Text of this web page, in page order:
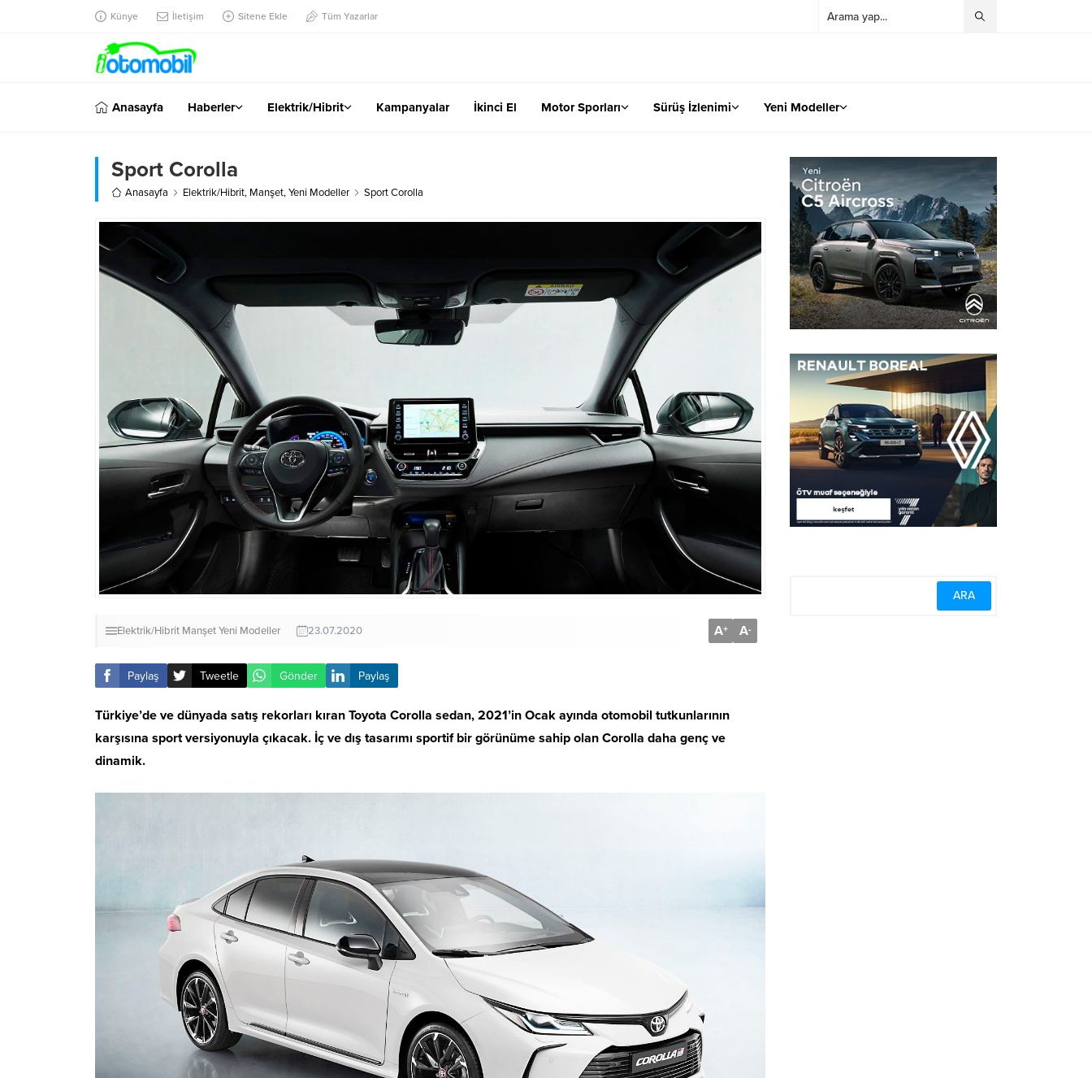
Künye İletişim Sitene Ekle Tüm Yazarlar
Anasayfa Haberler Elektrik/Hibrit Kampanyalar İkinci El Motor Sporları Sürüş İzlenimi Yeni Modeller
Sport Corolla
Anasayfa Elektrik/Hibrit, Manşet,Yeni Modeller Sport Corolla
Elektrik/Hibrit ManşetYeni Modeller 23.07.2020 A+ A-
Paylaş Tweetle Gönder Paylaş
Türkiye’de ve dünyada satış rekorları kıran Toyota Corolla sedan, 2021’in Ocak ayında otomobil tutkunlarının
karşısına sport versiyonuyla çıkacak. İç ve dış tasarımı sportif bir görünüme sahip olan Corolla daha genç ve
dinamik.